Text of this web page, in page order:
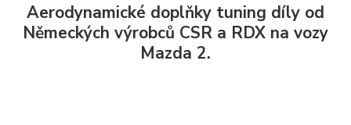
Aerodynamické doplňky tuning díly od
Německých výrobců CSR a RDX na vozy
Mazda 2.